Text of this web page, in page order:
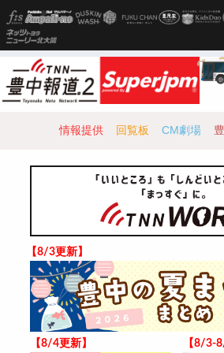
情報提供 回覧板 CM劇場
【8/3更新】
【8/4更新】 【8/3-